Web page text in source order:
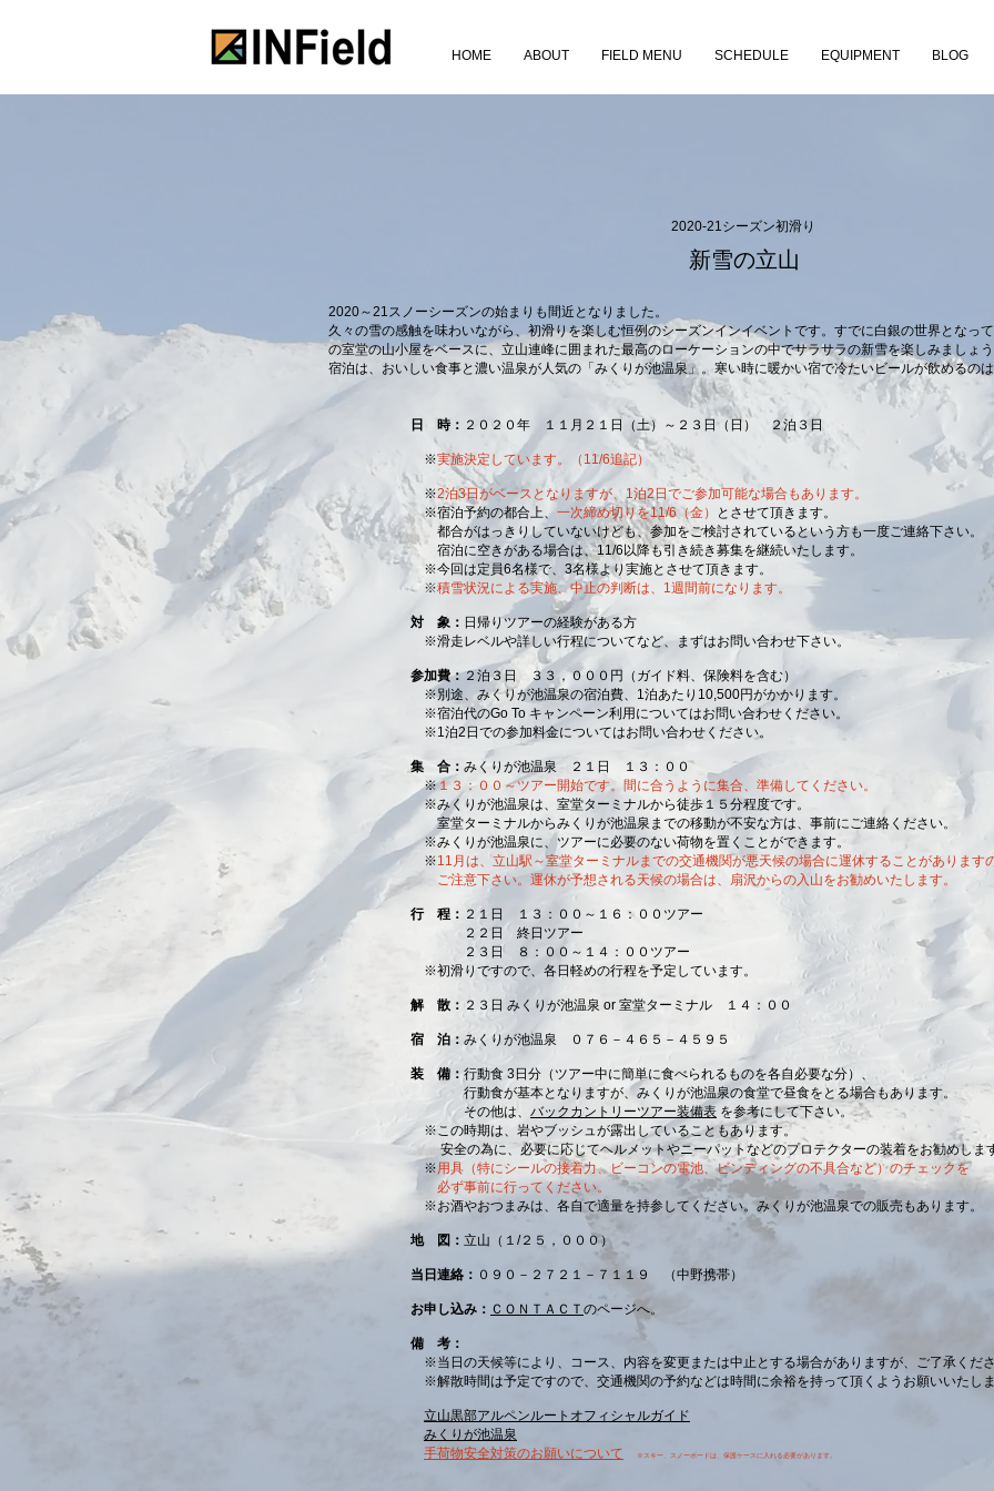
HOME ABOUT FIELD MENU SCHEDULE EQUIPMENT BLOG
2020-21シーズン初滑り
​新雪の立山
2020～21スノーシーズンの始まりも間近となりました。
久々の雪の感触を味わいながら、初滑りを楽しむ恒例のシーズンインイベントです。すでに白銀の世界となっ
の室堂の山小屋をベースに、立山連峰に囲まれた最高のローケーションの中でサラサラの新雪を楽しみましょ
宿泊は、おいしい食事と濃い温泉が人気の「みくりが池温泉」。寒い時に暖かい宿で冷たいビールが飲めるの
日 時： ２０２０年 １１月２１日（土）～２３日（日） ２泊３日
​ ※実施決定しています。（11/6追記）
※2泊3日がベースとなりますが、1泊2日でご参加可能な場合もあります。
※宿泊予約の都合上、 一次締め切りを11/6（金）
とさせて頂きます。
都合がはっきりしていないけども、参加をご検討されているという方も一度ご連絡下さい。
宿泊に空きがある場合は、11/6以降も引き続き募集を継続いたします。
※今回は定員6名様で、3名様より実施とさせて頂きます。
※積雪状況による実施、中止の判断は、 1週間前になります。
対 象： 日帰りツアーの経験がある方
※滑走レベルや詳しい行程についてなど、まずはお問い合わせ下さい。
参加費：２泊３日 ３３，０００円（ガイド料、保険料を含む）
※別途、みくりが池温泉の宿泊費、1泊あたり10,500円がかかります。
※宿泊代のGo To キャンペーン利用についてはお問い合わせください。
※1泊2日での参加料金についてはお問い合わせください。
集 合： みくりが池温泉 ２１日 １３：００
※１３：００～ツアー開始です。間に合うように集合、準備してください。
※みくりが池温泉は、室堂ターミナルから徒歩１５分程度です。
室堂ターミナルからみくりが池温泉までの移動が不安な方は、事前にご連絡ください。
※みくりが池温泉に、ツアーに必要のない荷物を置くことができます。
※11月は、立山駅～室堂ターミナルまでの交通機関が悪天候の場合に運休することがあります
ご注意下さい。運休が予想される天候の場合は、扇沢からの入山をお勧めいたします。
行 程： ２１日 １３：００～１６：００ツアー
２２日 終日ツアー
２３日 ８：００～１４：００ツアー
※初滑りですので、各日軽めの行程を予定しています。
解 散： ２３日 みくりが池温泉 or 室堂ターミナル １４：００
宿 泊： みくりが池温泉 ０７６－４６５－４５９５
装 備： 行動食 3日分（ツアー中に簡単に食べられるものを各自必要な分）、
行動食が基本となりますが、みくりが池温泉の食堂で昼食をとる場合もあります。
その他は、 バックカントリーツアー装備表 を参考にして下さい。
※この時期は、岩やブッシュが露出していることもあります。
安全の為に、必要に応じてヘルメットやニーパットなどのプロテクターの装着をお勧めしま
※用具（特にシールの接着力、ビーコンの電池、ビンディングの不具合など）のチェックを
必ず事前に行ってください。
※お酒やおつまみは、各自で適量を持参してください。みくりが池温泉での販売もあります。
地 図： 立山（１/２５，０００）
当日連絡： ０９０－２７２１－７１１９ （中野携帯）
お申し込み： ＣＯＮＴＡＣＴ のページへ。
備 考：
※当日の天候等により、コース、内容を変更または中止とする場合がありますが、ご了承くだ
※解散時間は予定ですので、交通機関の予約などは時間に余裕を持って頂くようお願いいたし
立山黒部アルペンルートオフィシャルガイド
みくりが池温泉
手荷物安全対策のお願いについて ※スキー、スノーボードは、保護ケースに入れる必要があります。